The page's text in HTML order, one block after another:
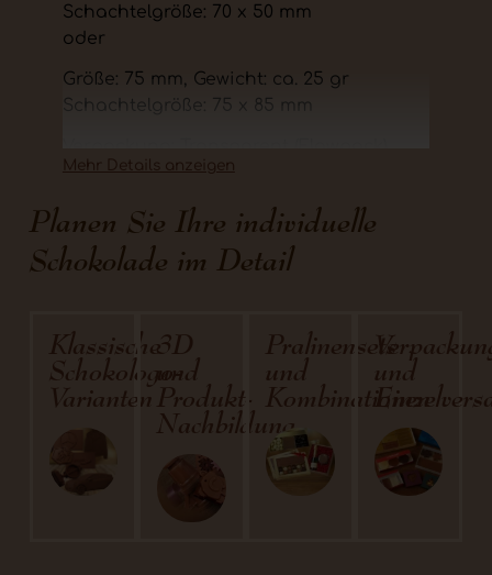
Schachtelgröße: 70 x 50 mm
oder
Größe: 75 mm, Gewicht: ca. 25 gr
Schachtelgröße: 75 x 85 mm
silberne, goldene oder vierfarbig
Mehr Details anzeigen
Planen Sie Ihre individuelle
Schokolade im Detail
Klassische
Schokologo-
Varianten
3D
und
Produkt-
Nachbildung
Pralinensets
und
Kombinationen
und